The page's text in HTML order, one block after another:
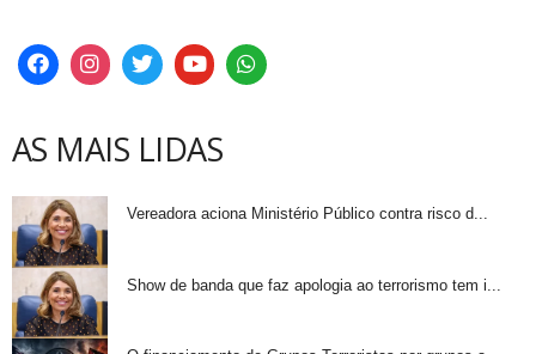
AS MAIS LIDAS
Vereadora aciona Ministério Público contra risco d...
Show de banda que faz apologia ao terrorismo tem i...